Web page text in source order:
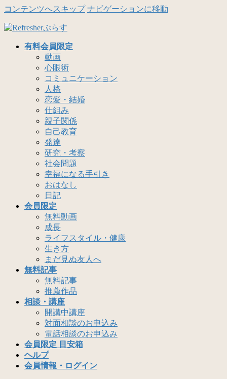
コンテンツへスキップ ナビゲーションに移動
有料会員限定
動画
心眼術
コミュニケーション
人格
恋愛・結婚
仕組み
親子関係
自己教育
発達
研究・考察
社会問題
幸福になる手引き
おはなし
日記
会員限定
無料動画
成長
ライフスタイル・健康
生き方
まだ見ぬ友人へ
無料記事
無料記事
推薦作品
相談・講座
開講中講座
対面相談のお申込み
電話相談のお申込み
会員限定 目安箱
ヘルプ
会員情報・ログイン